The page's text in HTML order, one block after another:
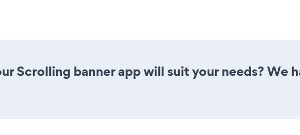
Scrolling banner app will suit your needs? We